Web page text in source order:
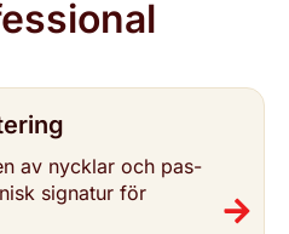
av nycklar och pas­
signatur för